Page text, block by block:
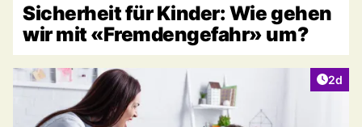
Sicherheit für Kinder: Wie gehen
wir mit «Fremdengefahr» um?
2d